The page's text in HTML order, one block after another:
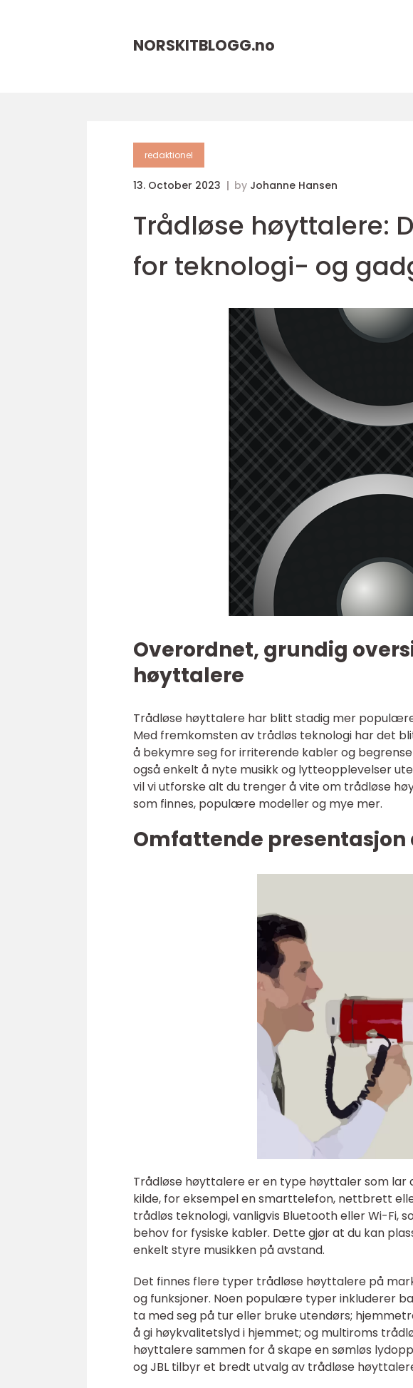
NORSKITBLOGG.no
redaktionel
13. October 2023 by Johanne Hansen
Trådløse høyttalere:
for teknologi- og
Overordnet, grundig
høyttalere
Trådløse høyttalere har blitt stadig mer
Med fremkomsten av trådløs teknologi har det
å bekymre seg for irriterende kabler og
også enkelt å nyte musikk og lytteopplevelser
vil vi utforske alt du trenger å vite om trådløse
som finnes, populære modeller og mye mer.
Omfattende
Trådløse høyttalere er en type høyttaler som
kilde, for eksempel en smarttelefon, nettbrett
trådløs teknologi, vanligvis Bluetooth eller Wi-Fi,
behov for fysiske kabler. Dette gjør at du kan
enkelt styre musikken på avstand.
Det finnes flere typer trådløse høyttalere på
og funksjoner. Noen populære typer inkluderer
ta med seg på tur eller bruke utendørs;
å gi høykvalitetslyd i hjemmet; og multiroms
høyttalere sammen for å skape en sømløs
og JBL tilbyr et bredt utvalg av trådløse